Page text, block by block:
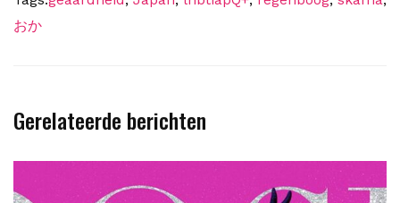
おか
Gerelateerde berichten